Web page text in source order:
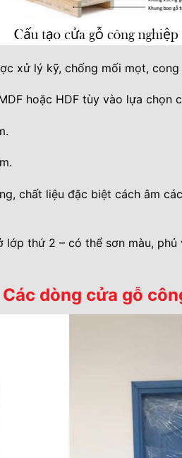
xử lý kỹ, chống mối mọt, cong
hoặc HDF tùy vào lựa chọn
chất liệu đặc biệt cách âm
thứ 2 – có thể sơn màu,
Các dòng cửa gỗ